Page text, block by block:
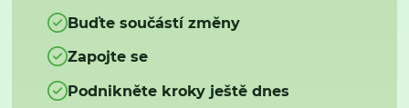
Buďte součástí změny
Zapojte se
Podnikněte kroky ještě dnes